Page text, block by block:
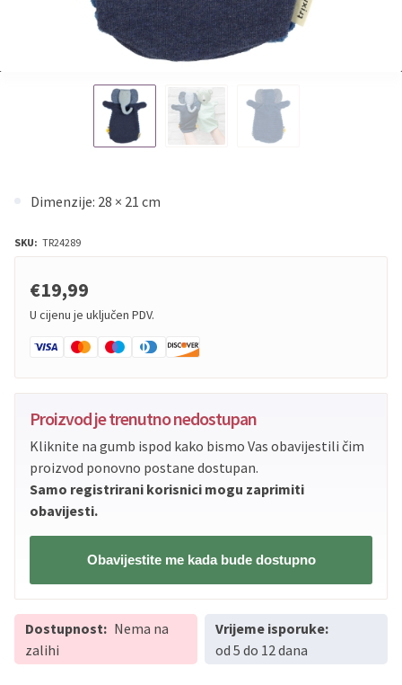
Dimenzije: 28 × 21 cm
SKU: TR24289
€19,99
U cijenu je uključen PDV.
Proizvod je trenutno nedostupan
Kliknite na gumb ispod kako bismo Vas obavijestili čim
proizvod ponovno postane dostupan.
Samo registrirani korisnici mogu zaprimiti
obavijesti.
Obavijestite me kada bude dostupno
Dostupnost: Nema na
zalihi
Vrijeme isporuke:
od 5 do 12 dana